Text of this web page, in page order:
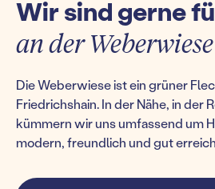
Wir sind gerne
an der Weberwiese
Die Weberwiese ist ein grüner
Friedrichshain. In der Nähe, in der
kümmern wir uns umfassend um
modern, freundlich und gut